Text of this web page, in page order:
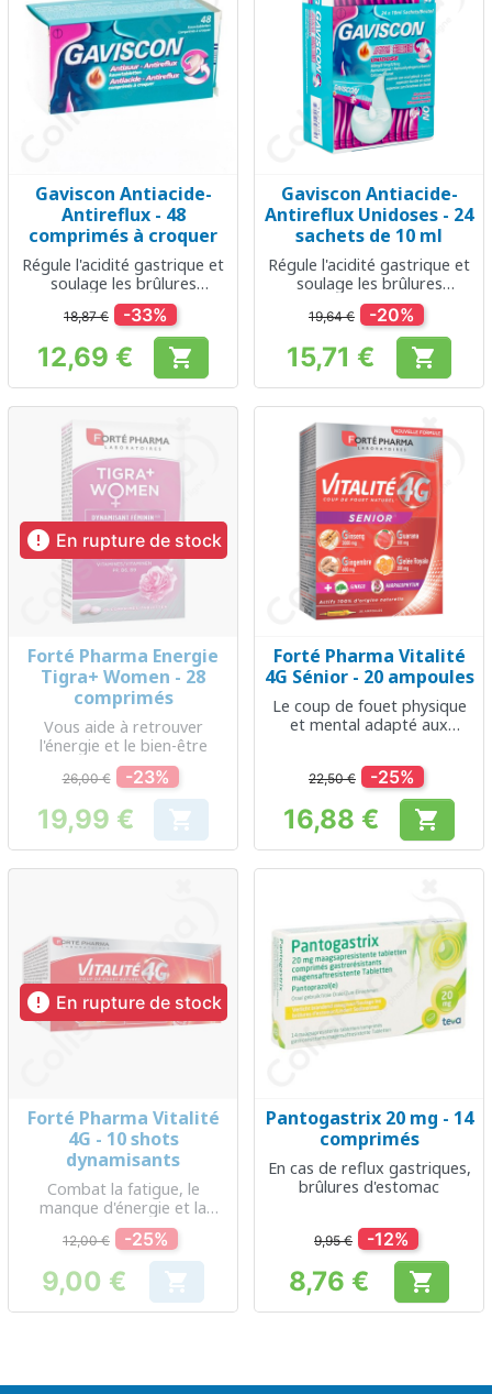
Gaviscon Antiacide-
Antireflux - 48
comprimés à croquer
Régule l'acidité gastrique et
soulage les brûlures
d'estomac
18,87 € -33%
Prix
12,69 € 
Gaviscon Antiacide-
Antireflux Unidoses - 24
sachets de 10 ml
Régule l'acidité gastrique et
soulage les brûlures
d'estomac
19,64 € -20%
Prix
15,71 € 
 En rupture de stock
Forté Pharma Energie
Tigra+ Women - 28
comprimés
Vous aide à retrouver
l'énergie et le bien-être
26,00 € -23%
Prix
19,99 € 
Forté Pharma Vitalité
4G Sénior - 20 ampoules
Le coup de fouet physique
et mental adapté aux
22,50 € -25%
Prix
16,88 € 
 En rupture de stock
Forté Pharma Vitalité
4G - 10 shots
dynamisants
Combat la fatigue, le
manque d'énergie et la
baisse de moral
12,00 € -25%
Prix
9,00 € 
Pantogastrix 20 mg - 14
comprimés
En cas de reflux gastriques,
brûlures d'estomac
9,95 € -12%
Prix
8,76 € 